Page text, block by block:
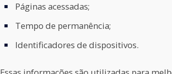
Páginas acessadas;
Tempo de permanência;
Identificadores de dispositivos.